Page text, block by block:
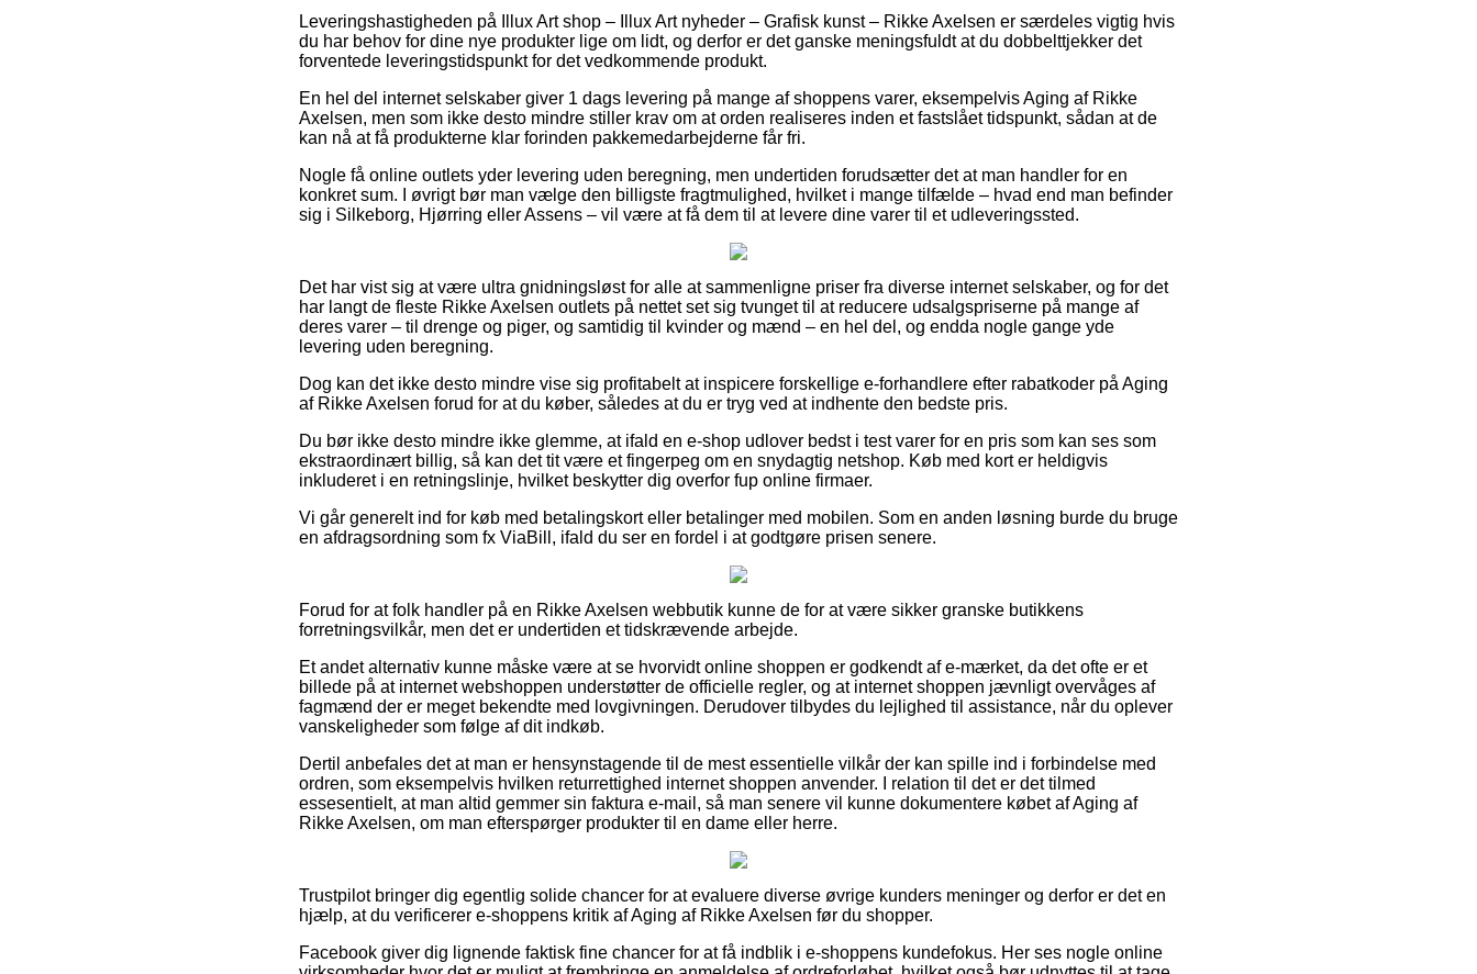
Leveringshastigheden på Illux Art shop – Illux Art nyheder – Grafisk kunst – Rikke Axelsen er særdeles vigtig hvis
du har behov for dine nye produkter lige om lidt, og derfor er det ganske meningsfuldt at du dobbelttjekker det
forventede leveringstidspunkt for det vedkommende produkt.
En hel del internet selskaber giver 1 dags levering på mange af shoppens varer, eksempelvis Aging af Rikke
Axelsen, men som ikke desto mindre stiller krav om at orden realiseres inden et fastslået tidspunkt, sådan at de
kan nå at få produkterne klar forinden pakkemedarbejderne får fri.
Nogle få online outlets yder levering uden beregning, men undertiden forudsætter det at man handler for en
konkret sum. I øvrigt bør man vælge den billigste fragtmulighed, hvilket i mange tilfælde – hvad end man befinder
sig i Silkeborg, Hjørring eller Assens – vil være at få dem til at levere dine varer til et udleveringssted.
Det har vist sig at være ultra gnidningsløst for alle at sammenligne priser fra diverse internet selskaber, og for det
har langt de fleste Rikke Axelsen outlets på nettet set sig tvunget til at reducere udsalgspriserne på mange af
deres varer – til drenge og piger, og samtidig til kvinder og mænd – en hel del, og endda nogle gange yde
levering uden beregning.
Dog kan det ikke desto mindre vise sig profitabelt at inspicere forskellige e-forhandlere efter rabatkoder på Aging
af Rikke Axelsen forud for at du køber, således at du er tryg ved at indhente den bedste pris.
Du bør ikke desto mindre ikke glemme, at ifald en e-shop udlover bedst i test varer for en pris som kan ses som
ekstraordinært billig, så kan det tit være et fingerpeg om en snydagtig netshop. Køb med kort er heldigvis
inkluderet i en retningslinje, hvilket beskytter dig overfor fup online firmaer.
Vi går generelt ind for køb med betalingskort eller betalinger med mobilen. Som en anden løsning burde du bruge
en afdragsordning som fx ViaBill, ifald du ser en fordel i at godtgøre prisen senere.
Forud for at folk handler på en Rikke Axelsen webbutik kunne de for at være sikker granske butikkens
forretningsvilkår, men det er undertiden et tidskrævende arbejde.
Et andet alternativ kunne måske være at se hvorvidt online shoppen er godkendt af e-mærket, da det ofte er et
billede på at internet webshoppen understøtter de officielle regler, og at internet shoppen jævnligt overvåges af
fagmænd der er meget bekendte med lovgivningen. Derudover tilbydes du lejlighed til assistance, når du oplever
vanskeligheder som følge af dit indkøb.
Dertil anbefales det at man er hensynstagende til de mest essentielle vilkår der kan spille ind i forbindelse med
ordren, som eksempelvis hvilken returrettighed internet shoppen anvender. I relation til det er det tilmed
essesentielt, at man altid gemmer sin faktura e-mail, så man senere vil kunne dokumentere købet af Aging af
Rikke Axelsen, om man efterspørger produkter til en dame eller herre.
Trustpilot bringer dig egentlig solide chancer for at evaluere diverse øvrige kunders meninger og derfor er det en
hjælp, at du verificerer e-shoppens kritik af Aging af Rikke Axelsen før du shopper.
Facebook giver dig lignende faktisk fine chancer for at få indblik i e-shoppens kundefokus. Her ses nogle online